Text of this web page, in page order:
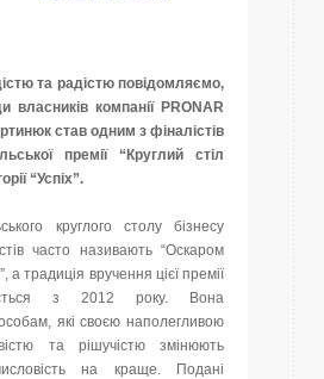
та радістю повідомляємо,
компанії PRONAR
став одним з фіналістів
премії “Круглий стіл
“Успіх”.
круглого столу бізнесу
часто називають “Оскаром
а традиція вручення цієї премії
з 2012 року. Вона
які своєю наполегливою
та рішучістю змінюють
на краще. Подані